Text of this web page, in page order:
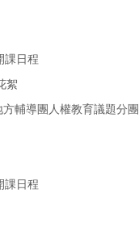
課日程
絮
輔導團人權教育議題分
課日程